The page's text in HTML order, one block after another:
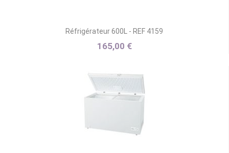
Réfrigérateur 600L - REF 4159
165,00 €